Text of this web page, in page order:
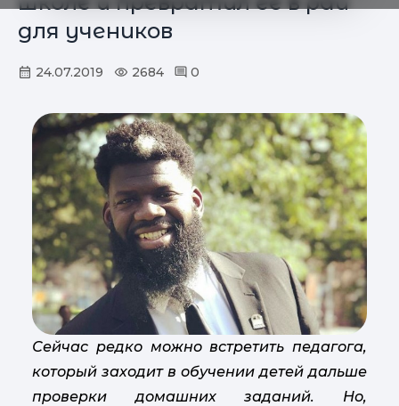
для учеников
24.07.2019 2684 0
Сейчас редко можно встретить педагога,
который заходит в обучении детей дальше
проверки домашних заданий. Но,